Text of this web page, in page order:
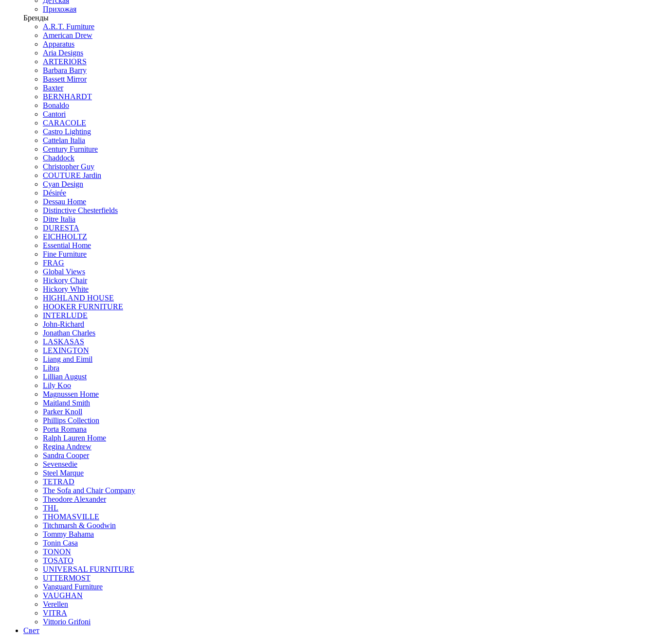
Прихожая
Бренды
A.R.T. Furniture
American Drew
Apparatus
Aria Designs
ARTERIORS
Barbara Barry
Bassett Mirror
Baxter
BERNHARDT
Bonaldo
Cantori
CARACOLE
Castro Lighting
Cattelan Italia
Century Furniture
Chaddock
Christopher Guy
COUTURE Jardin
Cyan Design
Désirée
Dessau Home
Distinctive Chesterfields
Ditre Italia
DURESTA
EICHHOLTZ
Essential Home
Fine Furniture
FRAG
Global Views
Hickory Chair
Hickory White
HIGHLAND HOUSE
HOOKER FURNITURE
INTERLUDE
John-Richard
Jonathan Charles
LASKASAS
LEXINGTON
Liang and Eimil
Libra
Lillian August
Lily Koo
Magnussen Home
Maitland Smith
Parker Knoll
Phillips Collection
Porta Romana
Ralph Lauren Home
Regina Andrew
Sandra Cooper
Sevensedie
Steel Marque
TETRAD
The Sofa and Chair Company
Theodore Alexander
THL
THOMASVILLE
Titchmarsh & Goodwin
Tommy Bahama
Tonin Casa
TONON
TOSATO
UNIVERSAL FURNITURE
UTTERMOST
Vanguard Furniture
VAUGHAN
Verellen
VITRA
Vittorio Grifoni
Свет